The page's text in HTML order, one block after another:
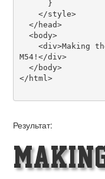
M54!</div>
</html>
Результат: